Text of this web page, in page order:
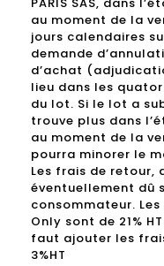
au moment de la
jours calendaires
demande
d’achat
lieu dans les
du lot. Si le lot a
trouve plus dans
au moment de la
pourra minorer le
Les frais de retour,
éventuellement dû
consommateur.
Only sont de 21%
faut ajouter les
3%HT